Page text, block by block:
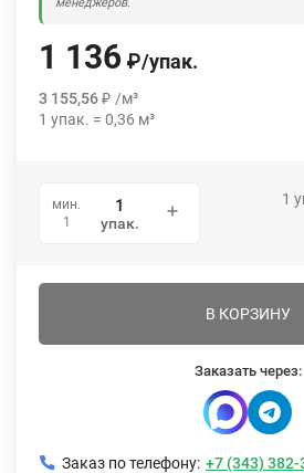
1 136 ₽/упак.
3 155,56₽ /м³
1 упак. = 0,36 м³
мин.
1
упак.
1
В КОРЗИНУ
Заказать через:
Заказ по телефону: +7 (343) 382-